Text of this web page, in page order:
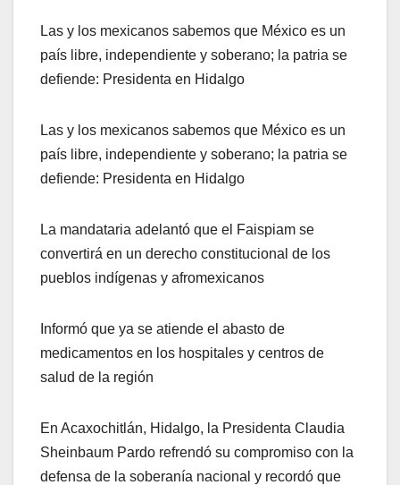
Las y los mexicanos sabemos que México es un
país libre, independiente y soberano; la patria se
defiende: Presidenta en Hidalgo
Las y los mexicanos sabemos que México es un
país libre, independiente y soberano; la patria se
defiende: Presidenta en Hidalgo
La mandataria adelantó que el Faispiam se
convertirá en un derecho constitucional de los
pueblos indígenas y afromexicanos
Informó que ya se atiende el abasto de
medicamentos en los hospitales y centros de
salud de la región
En Acaxochitlán, Hidalgo, la Presidenta Claudia
Sheinbaum Pardo refrendó su compromiso con la
defensa de la soberanía nacional y recordó que